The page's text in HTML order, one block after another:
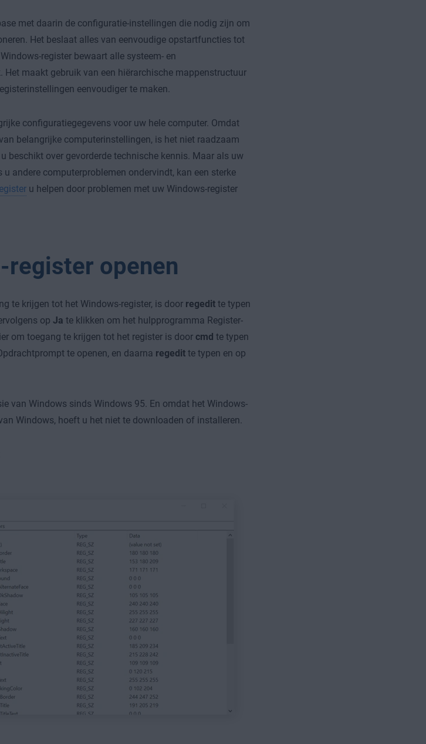
met daarin de configuratie-instellingen die nodig zijn om
Het beslaat alles van eenvoudige opstartfuncties tot
register bewaart alle systeem- en
Het maakt gebruik van een hiërarchische mappenstructuur
eenvoudiger te maken.
configuratiegegevens voor uw hele computer. Omdat
belangrijke computerinstellingen, is het niet raadzaam
beschikt over gevorderde technische kennis. Maar als uw
andere computerproblemen ondervindt, kan een sterke
u helpen door problemen met uw Windows-register
register openen
te krijgen tot het Windows-register, is door regeditte typen
op Ja te klikken om het hulpprogramma Register-
om toegang te krijgen tot het register is door cmd te typen
te openen, en daarna regeditte typen en op
van Windows sinds Windows 95. En omdat het Windows-
Windows, hoeft u het niet te downloaden of installeren.